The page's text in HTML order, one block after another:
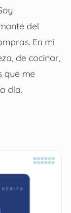
del
En mi
de cocinar,
que me
día.